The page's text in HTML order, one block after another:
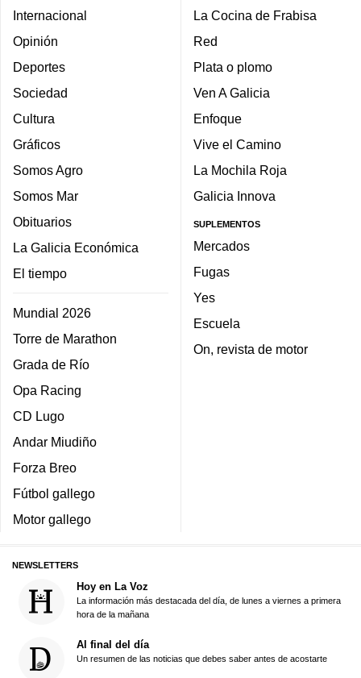
Internacional
Opinión
Deportes
Sociedad
Cultura
Gráficos
Somos Agro
Somos Mar
Obituarios
La Galicia Económica
El tiempo
Mundial 2026
Torre de Marathon
Grada de Río
Opa Racing
CD Lugo
Andar Miudiño
Forza Breo
Fútbol gallego
Motor gallego
La Cocina de Frabisa
Red
Plata o plomo
Ven A Galicia
Enfoque
Vive el Camino
La Mochila Roja
Galicia Innova
SUPLEMENTOS
Mercados
Fugas
Yes
Escuela
On, revista de motor
NEWSLETTERS
Hoy en La Voz
La información más destacada del día, de lunes a viernes a primera
hora de la mañana
Al final del día
Un resumen de las noticias que debes saber antes de acostarte